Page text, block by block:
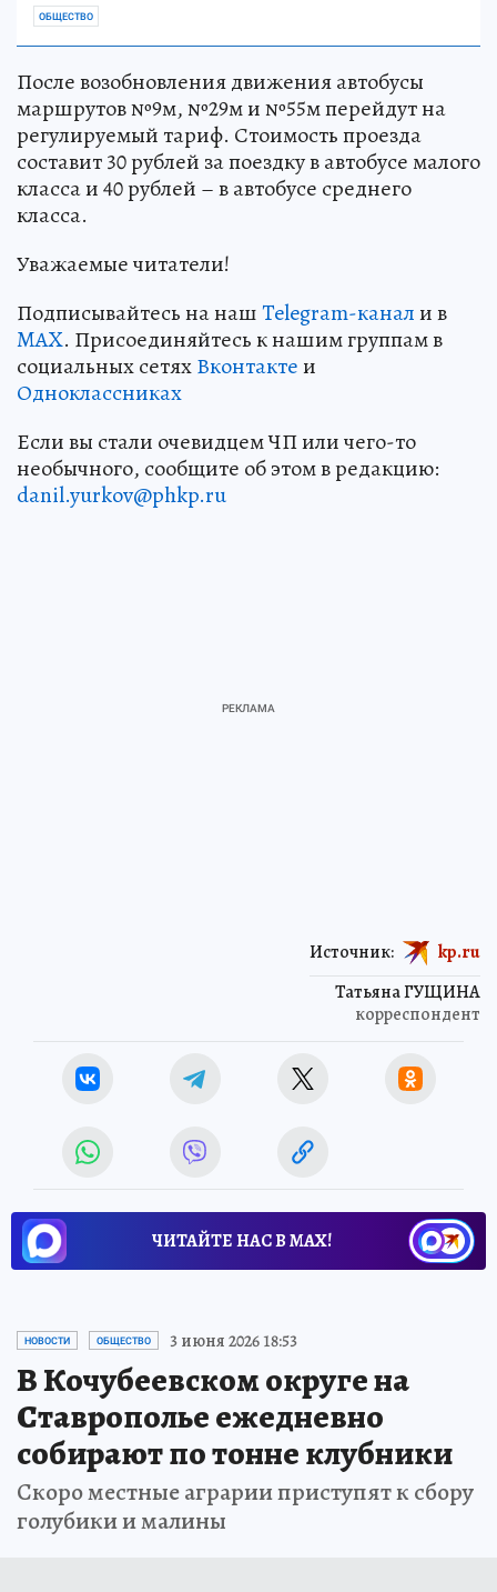
ОБЩЕСТВО
После возобновления движения автобусы
маршрутов №9м, №29м и №55м перейдут на
регулируемый тариф. Стоимость проезда
составит 30 рублей за поездку в автобусе малого
класса и 40 рублей – в автобусе среднего
класса.
Уважаемые читатели!
Подписывайтесь на нашTelegram-канали в
MAX. Присоединяйтесь к нашим группам в
социальных сетяхВконтактеи
Одноклассниках
Если вы стали очевидцем ЧП или чего-то
необычного, сообщите об этом в редакцию:
danil.yurkov@phkp.ru
Татьяна ГУЩИНА
корреспондент
Источник: kp.ru
ЧИТАЙТЕ НАС В МАХ!
НОВОСТИ ОБЩЕСТВО 3 июня 2026 18:53
В Кочубеевском округе на
Ставрополье ежедневно
собирают по тонне клубники
Скоро местные аграрии приступят к сбору
голубики и малины